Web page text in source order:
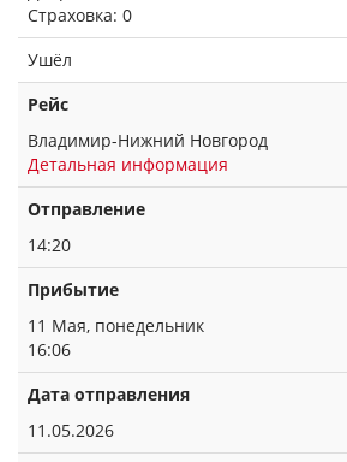
Страховка: 0
Ушёл
Рейс
Владимир-Нижний Новгород
Детальная информация
Отправление
14:20
Прибытие
11 Мая, понедельник
16:06
Дата отправления
11.05.2026